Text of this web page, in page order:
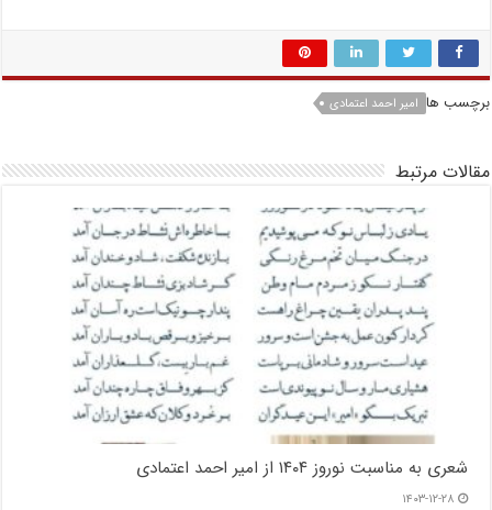
برچسب ها امیر احمد اعتمادی
مقالات مرتبط
شعری به مناسبت نوروز ۱۴۰۴ از امیر احمد اعتمادی
۱۴۰۳-۱۲-۲۸